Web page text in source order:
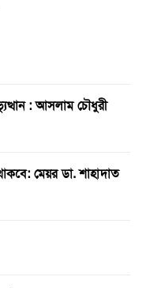
: আসলাম চৌধুরী
মেয়র ডা. শাহাদাত